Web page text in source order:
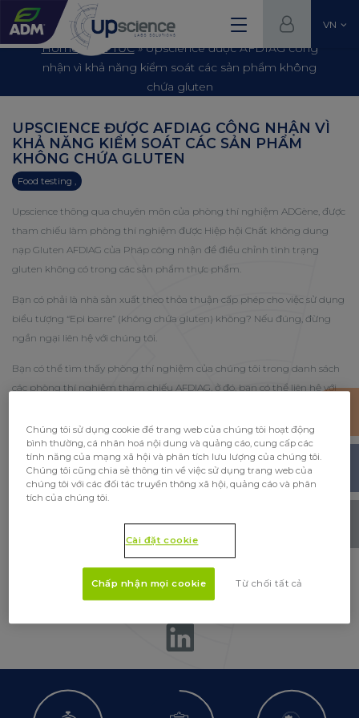
VN
Home» TIN TỨC»Upscience được AFDIAG công
nhận vì khả năng kiểm soát các sản phẩm không
chứa gluten
UPSCIENCE ĐƯỢC AFDIAG CÔNG NHẬN VÌ
KHẢ NĂNG KIỂM SOÁT CÁC SẢN PHẨM
KHÔNG CHỨA GLUTEN
Food testing ,
Upscience thông qua chuyên môn của phòng thí nghiệm ADGène, được
tham chiếu làm phòng thí nghiệm được Hiệp hội Chất không dung
nạp Gluten AFDIAG của Pháp công nhận để điều chỉnh tình trạng
gluten không có trong các sản phẩm thực phẩm.
Bạn có phải là nhà sản xuất theo thỏa thuận cấp phép cho việc sử dụng
biểu tượng “Epi barre” (không chứa gluten) không? Nếu đúng, đừng
ngần ngại liên hệ với chúng tôi.
Bạn có thể tìm thấy phòng thí nghiệm của chúng tôi trong danh sách
các phòng thí nghiệm tham chiếu AFDIAG, ở đó, bạn có thể liên hệ với
afdiag.licence@gmail.com
Bạn cũng có thể tìm thấy tất cả các ma trận được công nhận của
chúng tôi trên trang web của Cofrac: Có sẵn trên:www.cofrac.fr
Xin nhắc lại, khi nhận được mẫu của bạn, kết quả của bạn sẽ được cung
Để biết thêm thông tin, liên hệ với chúng tôi qua điện thoại theo số 01 71
Chúng tôi sử dụng cookie để trang web của chúng tôi hoạt động
bình thường, cá nhân hoá nội dung và quảng cáo, cung cấp các
tính năng của mạng xã hội và phân tích lưu lượng của chúng tôi.
Chúng tôi cũng chia sẻ thông tin về việc sử dụng trang web của
chúng tôi với các đối tác truyền thông xã hội, quảng cáo và phân
tích của chúng tôi.
Cài đặt cookie
Từ chối tất cả
Chấp nhận mọi cookie